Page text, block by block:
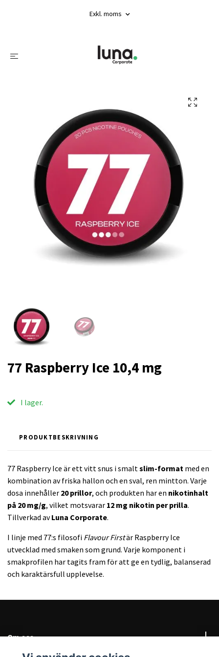
Exkl. moms
77 Raspberry Ice 10,4 mg
I lager.
PRODUKTBESKRIVNING
77 Raspberry Ice är ett vitt snus i smaltslim-format med en
kombination av friska hallon och en sval, ren mintton. Varje
dosa innehåller 20 prillor, och produkten har en nikotinhalt
på 20 mg/g, vilket motsvarar 12 mg nikotin per prilla.
Tillverkad avLuna Corporate.
I linje med 77:s filosofi Flavour Firstär Raspberry Ice
utvecklad med smaken som grund. Varje komponent i
smakprofilen har tagits fram för att ge en tydlig, balanserad
och karaktärsfull upplevelse.
Om oss